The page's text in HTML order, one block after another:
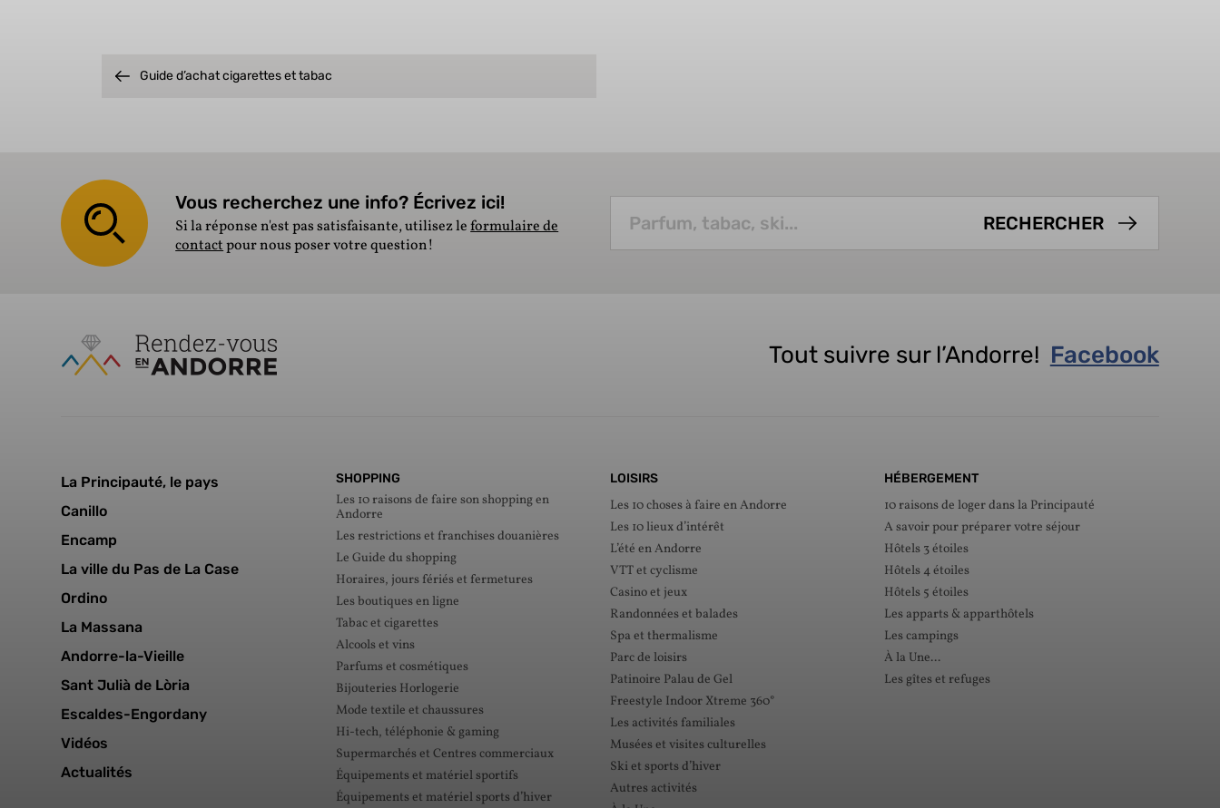
Guide d’achat cigarettes et tabac
Vous recherchez une info? Écrivez ici!
Si la réponse n'est pas satisfaisante, utilisez leformulaire de
contactpour nous poser votre question!
Tout suivre sur l’Andorre! Facebook
La Principauté, le pays
Canillo
Encamp
La ville du Pas de La Case
Ordino
La Massana
Andorre-la-Vieille
Sant Julià de Lòria
Escaldes-Engordany
Vidéos
Actualités
SHOPPING
Les 10 raisons de faire son shopping en
Andorre
Les restrictions et franchises douanières
Le Guide du shopping
Horaires, jours fériés et fermetures
Les boutiques en ligne
Tabac et cigarettes
Alcools et vins
Parfums et cosmétiques
Bijouteries Horlogerie
Mode textile et chaussures
Hi-tech, téléphonie & gaming
Supermarchés et Centres commerciaux
Équipements et matériel sportifs
Équipements et matériel sports d’hiver
LOISIRS
Les 10 choses à faire en Andorre
Les 10 lieux d’intérêt
L’été en Andorre
VTT et cyclisme
Casino et jeux
Randonnées et balades
Spa et thermalisme
Parc de loisirs
Patinoire Palau de Gel
Freestyle Indoor Xtreme 360°
Les activités familiales
Musées et visites culturelles
Ski et sports d’hiver
Autres activités
HÉBERGEMENT
10 raisons de loger dans la Principauté
A savoir pour préparer votre séjour
Hôtels 3 étoiles
Hôtels 4 étoiles
Hôtels 5 étoiles
Les apparts & apparthôtels
Les campings
À la Une...
Les gîtes et refuges